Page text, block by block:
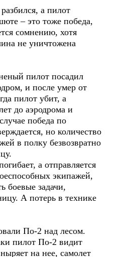
а пилот
– это тоже победа,
сомнению, хотя
не уничтожена
пилот посадил
и после умер от
пилот убит, а
до аэродрома и
победа по
но количество
в полку безвозвратно
а отправляется
экипажей,
боевые задачи,
А потерь в технике
По-2 над лесом.
пилот По-2 видит
на нее, самолет